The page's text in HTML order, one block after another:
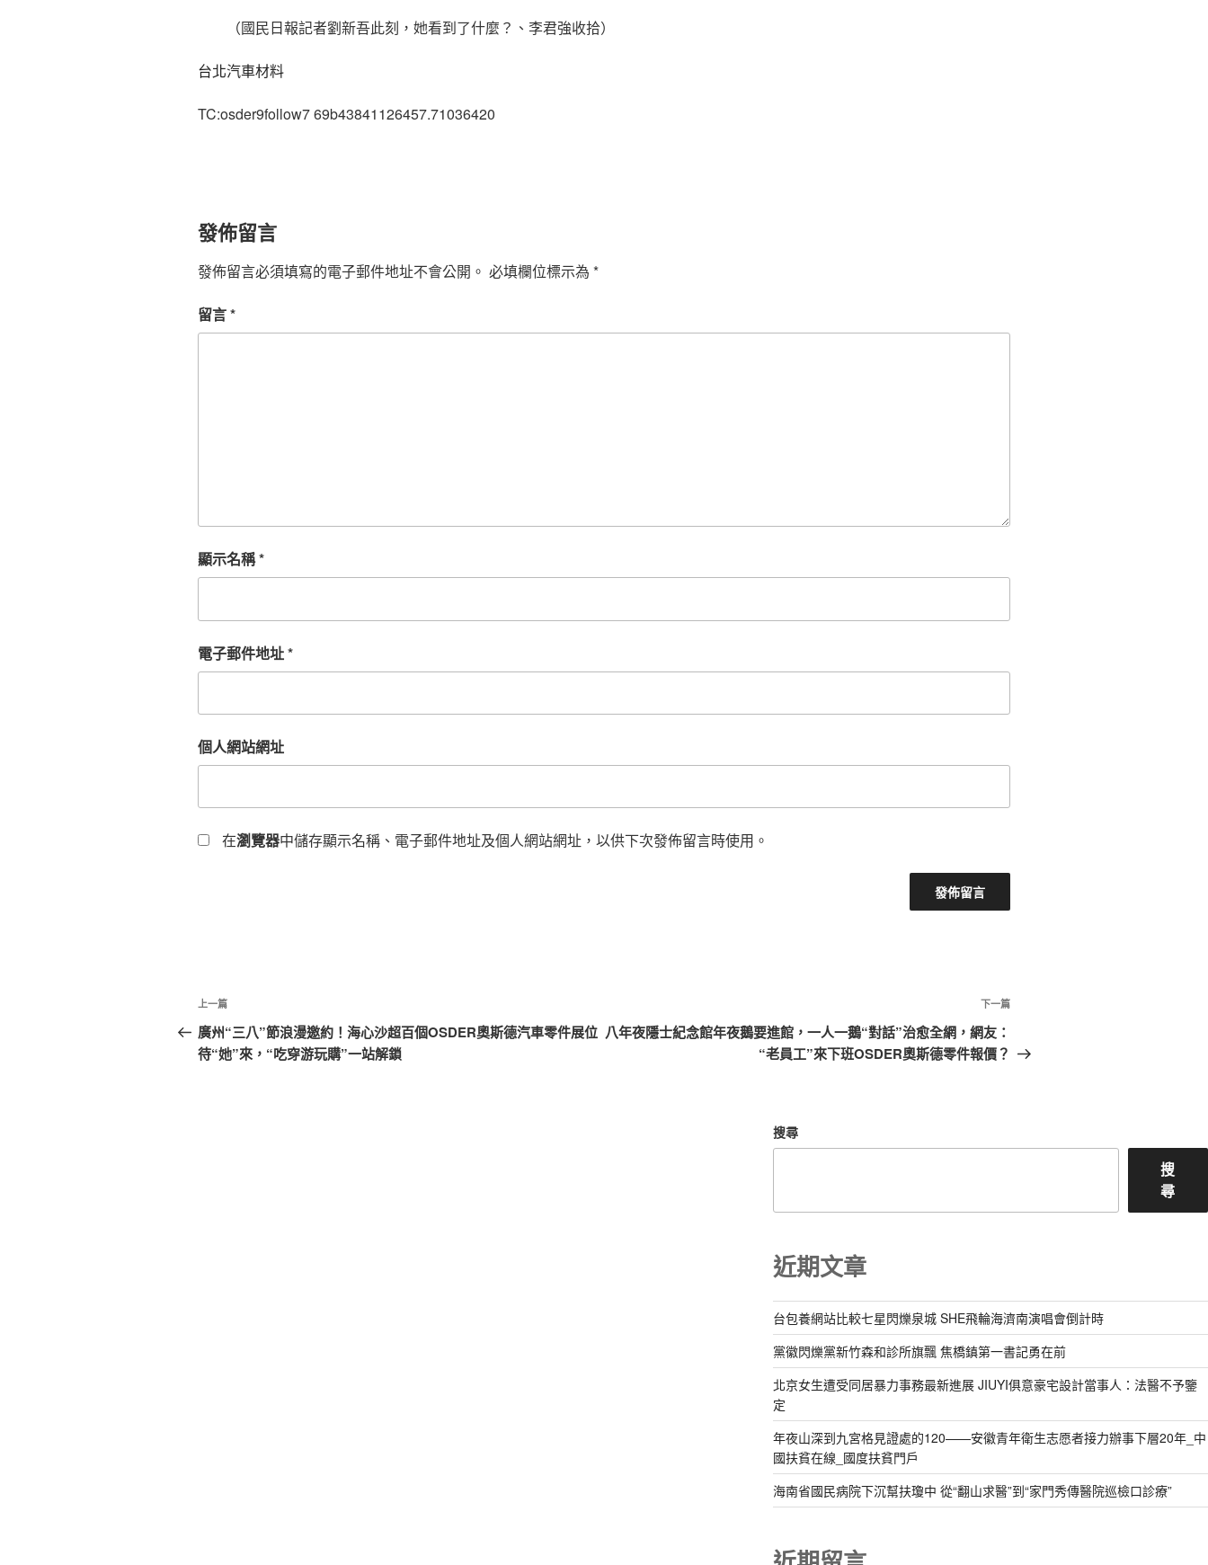
（國民日報記者劉新吾此刻，她看到了什麼？、李君強收拾）
台北汽車材料
TC:osder9follow7 69b43841126457.71036420
發佈留言
發佈留言必須填寫的電子郵件地址不會公開。 必填欄位標示為 *
留言*
顯示名稱*
電子郵件地址*
個人網站網址
在瀏覽器中儲存顯示名稱、電子郵件地址及個人網站網址，以供下次發佈留言時使用。
文
章
導
上
一
篇
上一篇
廣州“三八”節浪漫邀約！海心沙超百個OSDER奧斯德汽車零件展位
待“她”來，“吃穿游玩購”一站解鎖
下
篇
下一篇
八年夜隱士紀念館年夜鵝要進館，一人一鵝“對話”治愈全網，網友：
“老員工”來下班OSDER奧斯德零件報價？
搜尋
搜
尋
近期文章
台包養網站比較七星閃爍泉城 SHE飛輪海濟南演唱會倒計時
黨徽閃爍黨新竹森和診所旗飄 焦橋鎮第一書記勇在前
北京女生遭受同居暴力事務最新進展 JIUYI俱意豪宅設計當事人：法醫不予鑒
定
年夜山深到九宮格見證處的120——安徽青年衛生志愿者接力辦事下層20年_中
國扶貧在線_國度扶貧門戶
海南省國民病院下沉幫扶瓊中 從“翻山求醫”到“家門秀傳醫院巡檢口診療”